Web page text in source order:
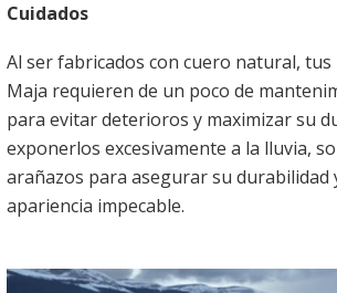
Cuidados
Al ser fabricados con cuero natural,
Maja requieren de un poco de
para evitar deterioros y maximizar su
exponerlos excesivamente a la lluvia,
arañazos para asegurar su durabilidad
apariencia impecable.